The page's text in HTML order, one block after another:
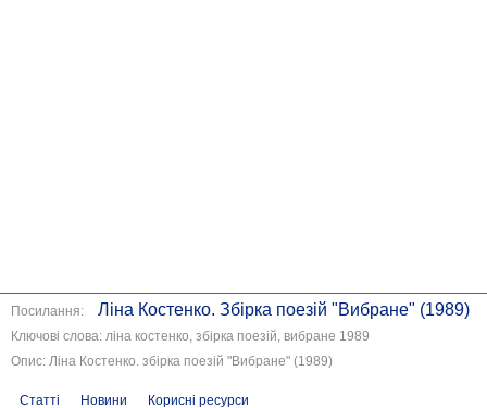
Посилання: Ліна Костенко. Збірка поезій "Вибране" (1989)
Ключові слова: ліна костенко, збірка поезій, вибране 1989
Опис: Ліна Костенко. збірка поезій "Вибране" (1989)
Статті Новини Корисні ресурси